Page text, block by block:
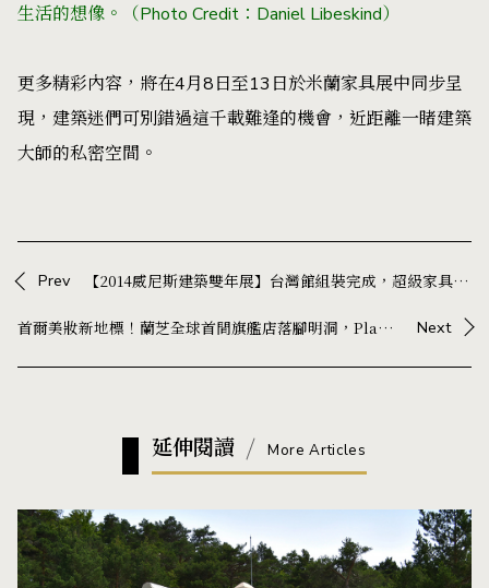
生活的想像。（Photo Credit： Daniel Libeskind）
更多精彩內容，將在4月8日至13日於米蘭家具展中同步呈
現，建築迷們可別錯過這千載難逢的機會，近距離一睹建築
大師的私密空間。
Prev 【2014威尼斯建築雙年展】台灣館組裝完成，超級家具將佔領普里尼奇歐宮
首爾美妝新地標！蘭芝全球首間旗艦店落腳明洞，Playlab 打造沉浸式體驗空間 Next
延伸閱讀 More Articles